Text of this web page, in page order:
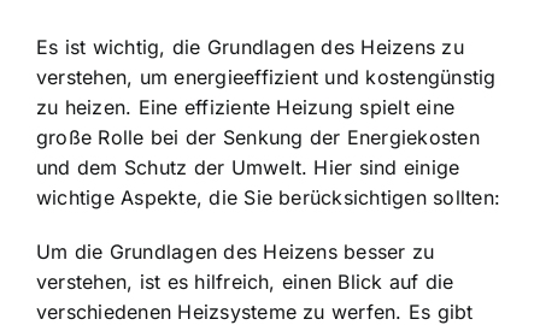
Es ist wichtig, die Grundlagen des Heizens zu
verstehen, um energieeffizient und kostengünstig
zu heizen. Eine effiziente Heizung spielt eine
große Rolle bei der Senkung der Energiekosten
und dem Schutz der Umwelt. Hier sind einige
wichtige Aspekte, die Sie berücksichtigen sollten:
Um die Grundlagen des Heizens besser zu
verstehen, ist es hilfreich, einen Blick auf die
verschiedenen Heizsysteme zu werfen. Es gibt